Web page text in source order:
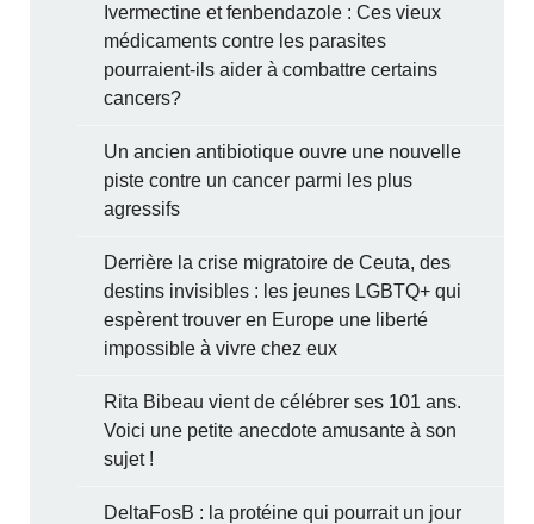
Ivermectine et fenbendazole : Ces vieux
médicaments contre les parasites
pourraient-ils aider à combattre certains
cancers?
Un ancien antibiotique ouvre une nouvelle
piste contre un cancer parmi les plus
agressifs
Derrière la crise migratoire de Ceuta, des
destins invisibles : les jeunes LGBTQ+ qui
espèrent trouver en Europe une liberté
impossible à vivre chez eux
Rita Bibeau vient de célébrer ses 101 ans.
Voici une petite anecdote amusante à son
sujet !
DeltaFosB : la protéine qui pourrait un jour